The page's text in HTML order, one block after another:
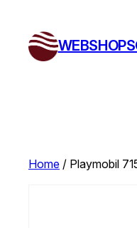
Home / Playmobil